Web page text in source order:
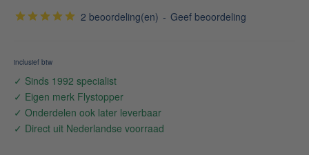
2 beoordeling(en) - Geef beoordeling